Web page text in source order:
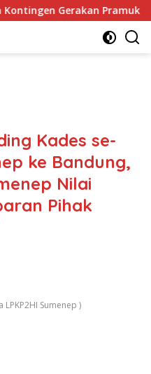
Kota Kediri yang
Kades se-
ke Bandung,
Nilai
Pihak
LPKP2HI Sumenep )